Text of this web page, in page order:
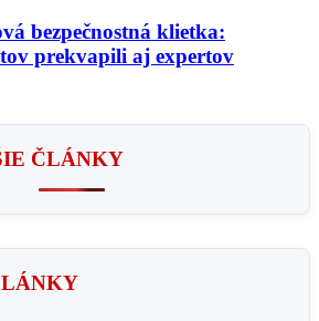
bezpečnostná klietka:
prekvapili aj expertov
ČLÁNKY